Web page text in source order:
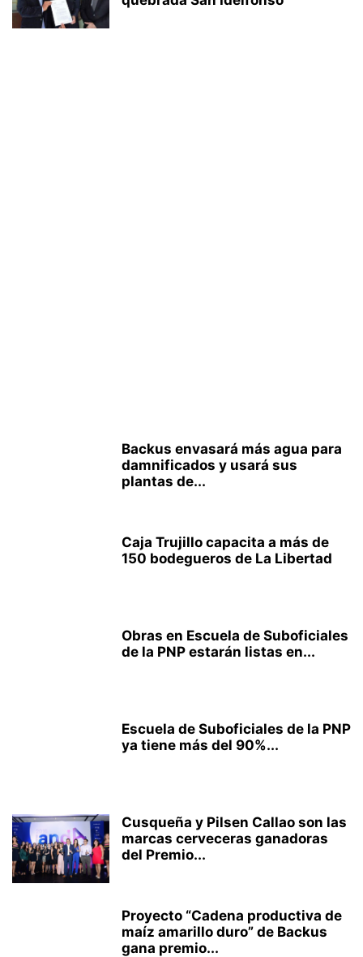
Backus envasará más agua para
damnificados y usará sus
plantas de...
Caja Trujillo capacita a más de
150 bodegueros de La Libertad
Obras en Escuela de Suboficiales
de la PNP estarán listas en...
Escuela de Suboficiales de la PNP
ya tiene más del 90%...
Cusqueña y Pilsen Callao son las
marcas cerveceras ganadoras
del Premio...
Proyecto “Cadena productiva de
maíz amarillo duro” de Backus
gana premio...